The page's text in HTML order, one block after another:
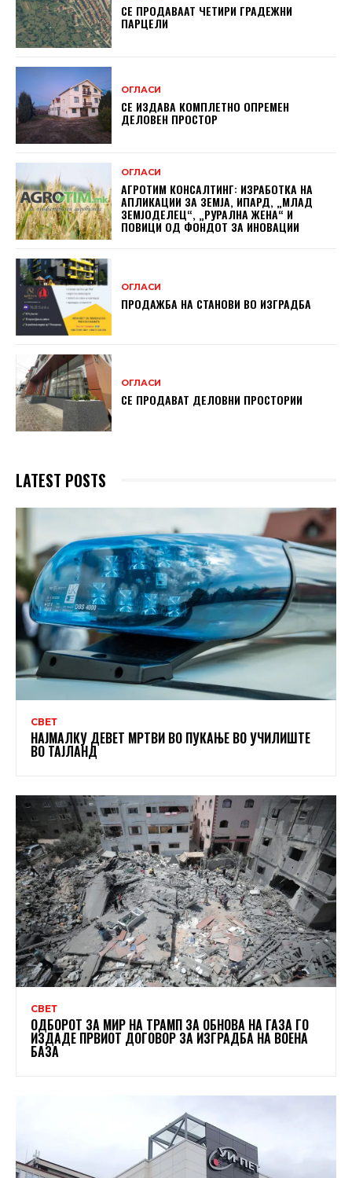
СЕ ПРОДАВААТ ЧЕТИРИ ГРАДЕЖНИ
ПАРЦЕЛИ
ОГЛАСИ
СЕ ИЗДАВА КОМПЛЕТНО ОПРЕМЕН
ДЕЛОВЕН ПРОСТОР
ОГЛАСИ
АГРОТИМ КОНСАЛТИНГ: ИЗРАБОТКА НА
АПЛИКАЦИИ ЗА ЗЕМЈА, ИПАРД, „МЛАД
ЗЕМЈОДЕЛЕЦ“, „РУРАЛНА ЖЕНА“ И
ПОВИЦИ ОД ФОНДОТ ЗА ИНОВАЦИИ
ОГЛАСИ
ПРОДАЖБА НА СТАНОВИ ВО ИЗГРАДБА
ОГЛАСИ
СЕ ПРОДАВАТ ДЕЛОВНИ ПРОСТОРИИ
LATEST POSTS
СВЕТ
НАЈМАЛКУ ДЕВЕТ МРТВИ ВО ПУКАЊЕ ВО УЧИЛИШТЕ
ВО ТАЈЛАНД
СВЕТ
ОДБОРОТ ЗА МИР НА ТРАМП ЗА ОБНОВА НА ГАЗА ГО
ИЗДАДЕ ПРВИОТ ДОГОВОР ЗА ИЗГРАДБА НА ВОЕНА
БАЗА